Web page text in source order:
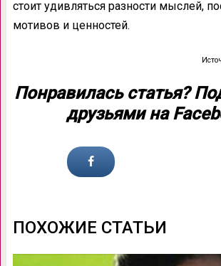
стоит удивляться разности мыслей,
мотивов и ценностей.
Понравилась статья?
друзьями на
ПОХОЖИЕ СТАТЬИ